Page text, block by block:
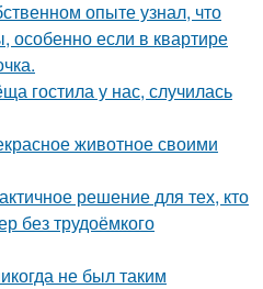
опыте узнал, что
особенно если в квартире
гостила у нас, случилась
животное своими
решение для тех, кто
без трудоёмкого
не был таким